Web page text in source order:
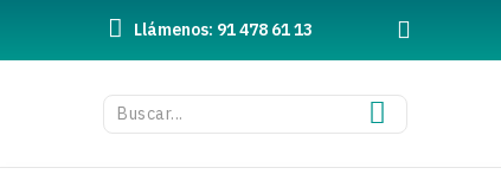
Llámenos: 91 478 61 13